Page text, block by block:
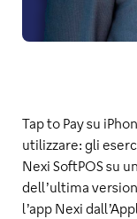
Tap to Pay su
utilizzare: gli
Nexi SoftPOS su
dell’ultima
l’app Nexi